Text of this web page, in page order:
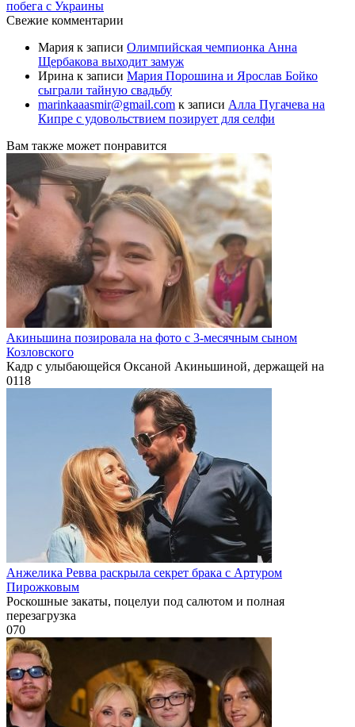
побега с Украины
Свежие комментарии
Мария к записи Олимпийская чемпионка Анна
Щербакова выходит замуж
Ирина к записи Мария Порошина и Ярослав Бойко
сыграли тайную свадьбу
marinkaaasmir@gmail.com к записи Алла Пугачева на
Кипре с удовольствием позирует для селфи
Вам также может понравится
Акиньшина позировала на фото с 3-месячным сыном
Козловского
Кадр с улыбающейся Оксаной Акиньшиной, держащей на
0118
Анжелика Ревва раскрыла секрет брака с Артуром
Пирожковым
Роскошные закаты, поцелуи под салютом и полная
перезагрузка
070